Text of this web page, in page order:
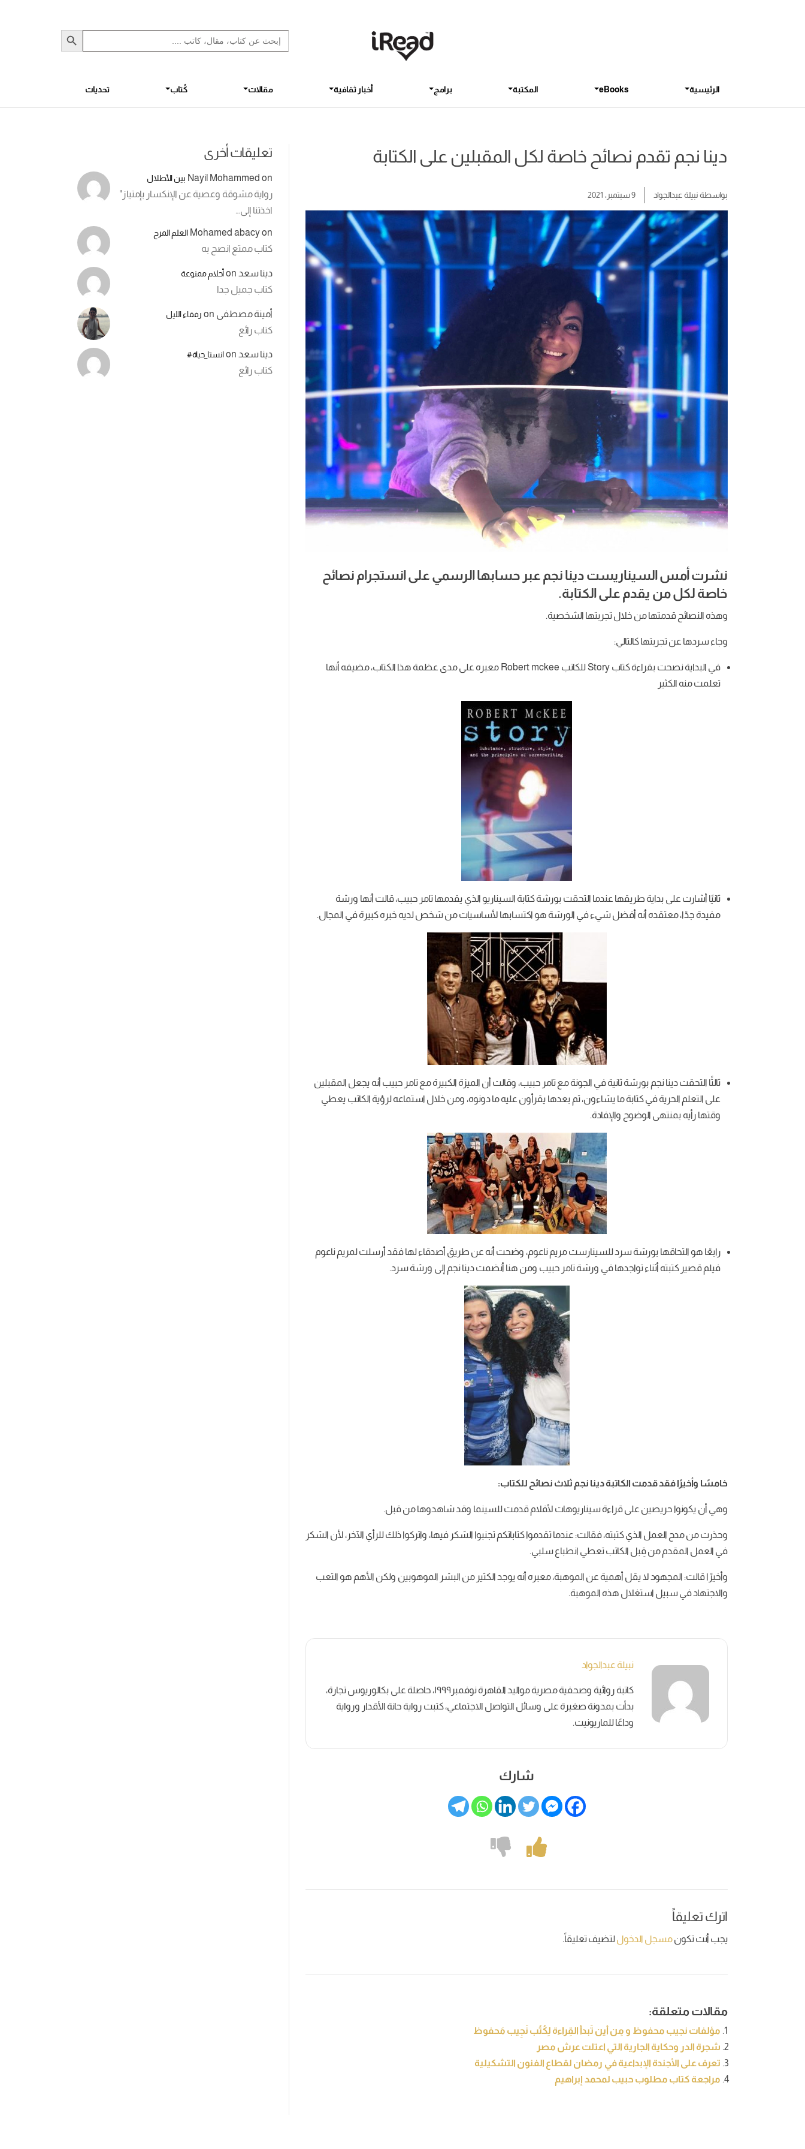
Search
for:
Search Button
الرئيسية eBooks المكتبة برامج أخبار ثقافية مقالات كُتاب تحديات
دينا نجم تقدم نصائح خاصة لكل المقبلين على الكتابة
بواسطةنبيلة عبدالجواد 9 سبتمبر، 2021
نشرت أمس السيناريست دينا نجم عبر حسابها الرسمي على انستجرام نصائح
خاصة لكل من يقدم على الكتابة.
وهذه النصائح قدمتها من خلال تجربتها الشخصية.
وجاء سردها عن تجربتها كالتالي:
في البداية نصحت بقراءة كتاب Story للكاتب Robert mckee معبره على مدى عظمة هذا الكتاب، مضيفه أنها
تعلمت منه الكثير
ثانيًا أشارت على بداية طريقها عندما التحقت بورشة كتابة السيناريو الذي يقدمها تامر حبيب، قالت أنها ورشة
مفيدة جدًا، معتقده أنه أفضل شيء في الورشة هو اكتسابها لأساسيات من شخص لديه خبره كبيرة في المجال.
ثالثًا التحقت دينا نجم بورشة ثانية في الجونة مع تامر حبيب، وقالت أن الميزة الكبيرة مع تامر حبيب أنه يجعل المقبلين
على التعلم الحرية في كتابة ما يشاءون، ثم بعدها يقرأون عليه ما دونوه، ومن خلال استماعه لرؤية الكاتب يعطي
وقتها رأيه بمنتهى الوضوح والإفادة.
رابعًا هو التحاقها بورشة سرد للسينارست مريم ناعوم، وضحت أنه عن طريق أصدقاء لها فقد أرسلت لمريم ناعوم
فيلم قصير كتبته أثناء تواجدها في ورشة تامر حبيب ومن هنا أنضمت دينا نجم إلى ورشة سرد.
خامسًا وأخيرًا فقد قدمت الكاتبة دينا نجم ثلاث نصائح للكتاب:
وهي أن يكونوا حريصين على قراءة سيناريوهات لأفلام قدمت للسينما وقد شاهدوها من قبل.
وحذرت من مدح العمل الذي كتبته، فقالت: عندما تقدموا كتاباتكم تجنبوا الشكر فيها، واتركوا ذلك للرأي الآخر، لأن الشكر
في العمل المقدم من قِبل الكاتب تعطي انطباع سلبي.
وأخيرًا قالت: المجهود لا يقل أهمية عن الموهبة، معبره أنه يوجد الكثير من البشر الموهوبين ولكن الأهم هو التعب
والاجتهاد في سبيل استغلال هذه الموهبة.
نبيلة عبدالجواد
كاتبة روائية وصحفية مصرية مواليد القاهرة نوفمبر١٩٩٩، حاصلة على بكالوريوس تجارة،
بدأت بمدونة صغيرة على وسائل التواصل الاجتماعي، كتبت رواية حانة الأقدار ورواية
وداعًا للماريونيت.
شارك
اترك تعليقاً
يجب أنت تكونمسجل الدخوللتضيف تعليقاً.
مقالات متعلقة:
مؤلفات نجيب محفوظ و مِن أين تَبدأ القِراءة لِكُتُب نَجِيب مَحفوظ
شجرة الدر وحكاية الجارية التي اعتلت عرش مصر
تعرف على الأجندة الإبداعية في رمضان لقطاع الفنون التشكيلية
مراجعة كتاب مطلوب حبيب لمحمد إبراهيم
تعليقات أخرى
Nayil Mohammed on بين الأطلال
رواية مشوقة وعصية عن الإنكسار بإمتياز"
اخذتنا إلى…
Mohamed abacyon العلم المرح
كتاب ممتع انصح به
دينا سعد onأحلام ممنوعة
كتاب جميل جدا
أمينة مصطفى on رفقاء الليل
كتاب رائع
دينا سعد onانستا_حياة#
كتاب رائع